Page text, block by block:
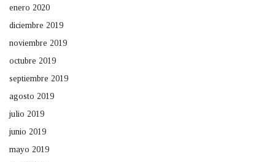
enero 2020
diciembre 2019
noviembre 2019
octubre 2019
septiembre 2019
agosto 2019
julio 2019
junio 2019
mayo 2019